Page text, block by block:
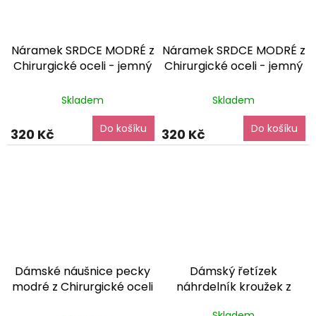
Náramek SRDCE MODRÉ z
Chirurgické oceli - jemný
hodnocení
produktu
5,0
Skladem
320 Kč Do košíku
Náramek SRDCE MODRÉ z
Chirurgické oceli - jemný
hodnocení
produktu
5,0
Skladem
320 Kč Do košíku
Dámské náušnice pecky
modré z Chirurgické oceli
Dámský řetízek
náhrdelník kroužek z